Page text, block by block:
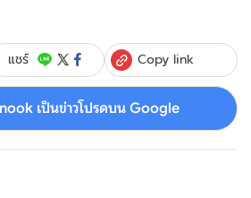
แชร์ Copy link
เป็นข่าวโปรดบน Google